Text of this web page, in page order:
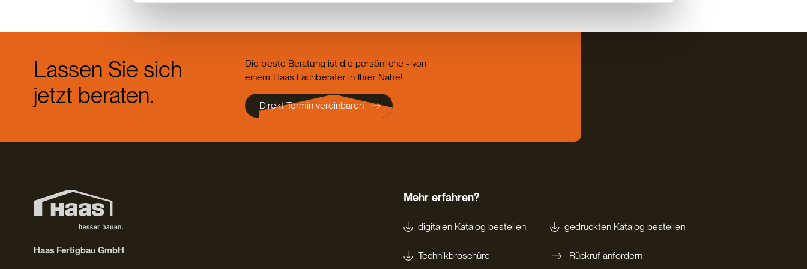
Lassen Sie sich
jetzt beraten.
Die beste Beratung ist die persönliche - von
einem Haas Fachberater in Ihrer Nähe!
Direkt Termin vereinbaren
Haas Fertigbau GmbH
Mehr erfahren?
digitalen Katalog bestellen gedruckten Katalog bestellen
Technikbroschüre Rückruf anfordern